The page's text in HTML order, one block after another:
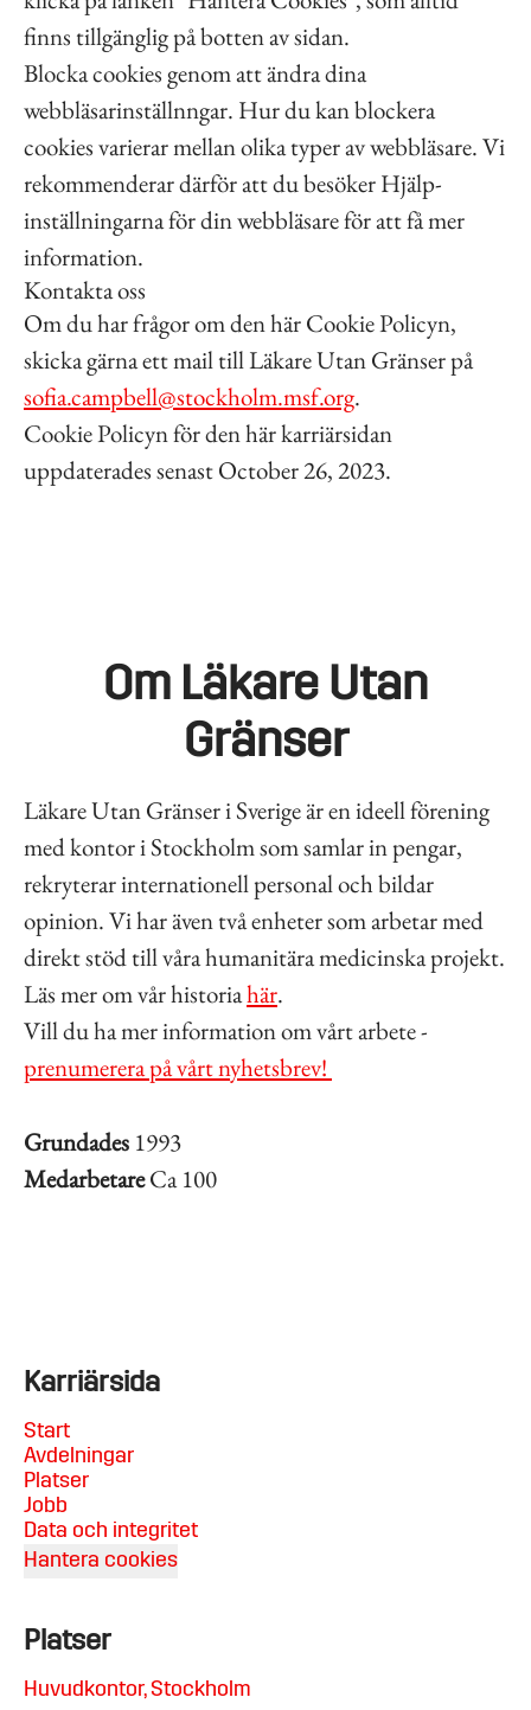
finns tillgänglig på botten av sidan.
Blocka cookies genom att ändra dina
webbläsarinställnngar. Hur du kan blockera
cookies varierar mellan olika typer av webbläsare. Vi
rekommenderar därför att du besöker Hjälp-
inställningarna för din webbläsare för att få mer
information.
Kontakta oss
Om du har frågor om den här Cookie Policyn,
skicka gärna ett mail till Läkare Utan Gränser på
sofia.campbell@stockholm.msf.org.
Cookie Policyn för den här karriärsidan
uppdaterades senast October 26, 2023.
Om Läkare Utan
Gränser
Läkare Utan Gränser i Sverige är en ideell förening
med kontor i Stockholm som samlar in pengar,
rekryterar internationell personal och bildar
opinion. Vi har även två enheter som arbetar med
direkt stöd till våra humanitära medicinska projekt.
Läs mer om vår historiahär.
Vill du ha mer information om vårt arbete -
prenumerera på vårt nyhetsbrev!
Grundades 1993
MedarbetareCa 100
Karriärsida
Start
Avdelningar
Platser
Jobb
Data och integritet
Hantera cookies
Platser
Huvudkontor, Stockholm